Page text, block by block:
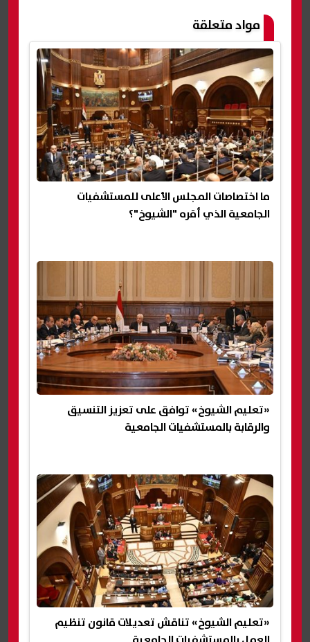
مواد متعلقة
ما اختصاصات المجلس الأعلى للمستشفيات
الجامعية الذي أقره "الشيوخ"؟
«تعليم الشيوخ» توافق على تعزيز التنسيق
والرقابة بالمستشفيات الجامعية
«تعليم الشيوخ» تناقش تعديلات قانون تنظيم